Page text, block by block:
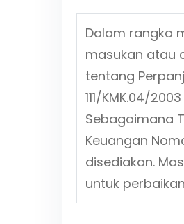
Dalam rangka
masukan atau
tentang
111/KMK.04/
Sebagaimana
Keuangan
disediakan.
untuk